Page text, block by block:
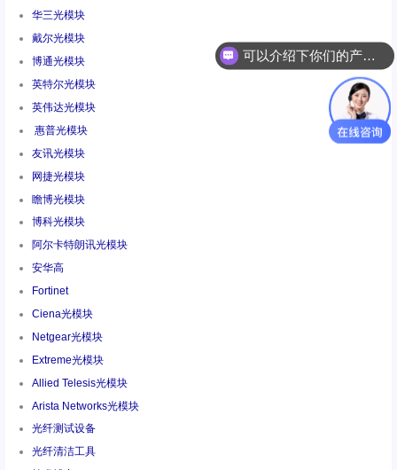
华三光模块
戴尔光模块
博通光模块
英特尔光模块
英伟达光模块
惠普光模块
友讯光模块
网捷光模块
瞻博光模块
博科光模块
阿尔卡特朗讯光模块
安华高
Fortinet
Ciena光模块
Netgear光模块
Extreme光模块
Allied Telesis光模块
Arista Networks光模块
光纤测试设备
光纤清洁工具
你们是怎么收费的呢